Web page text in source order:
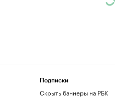
Подписки
Скрыть баннеры на РБК